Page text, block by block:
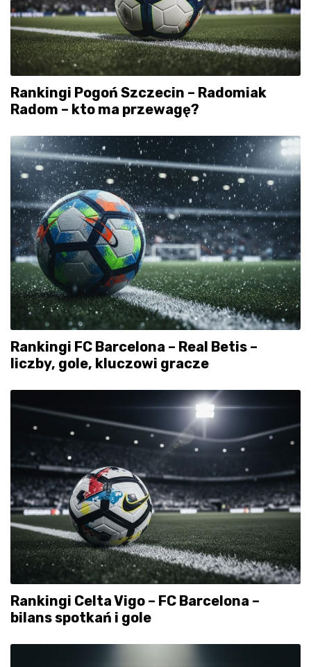
Rankingi Pogoń Szczecin – Radomiak
Radom – kto ma przewagę?
Rankingi FC Barcelona – Real Betis –
liczby, gole, kluczowi gracze
Rankingi Celta Vigo – FC Barcelona –
bilans spotkań i gole